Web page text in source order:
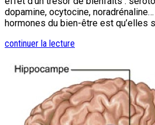
dopamine, ocytocine,
hormones du bien-être est qu’elles
continuer la lecture